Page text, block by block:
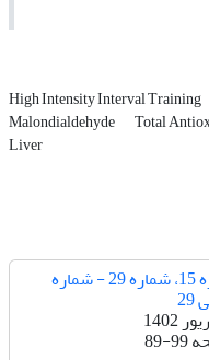
High Intensity Interval Training
Malondialdehyde Total
Liver
دوره 15، شماره 29 - شماره
1402
89-99